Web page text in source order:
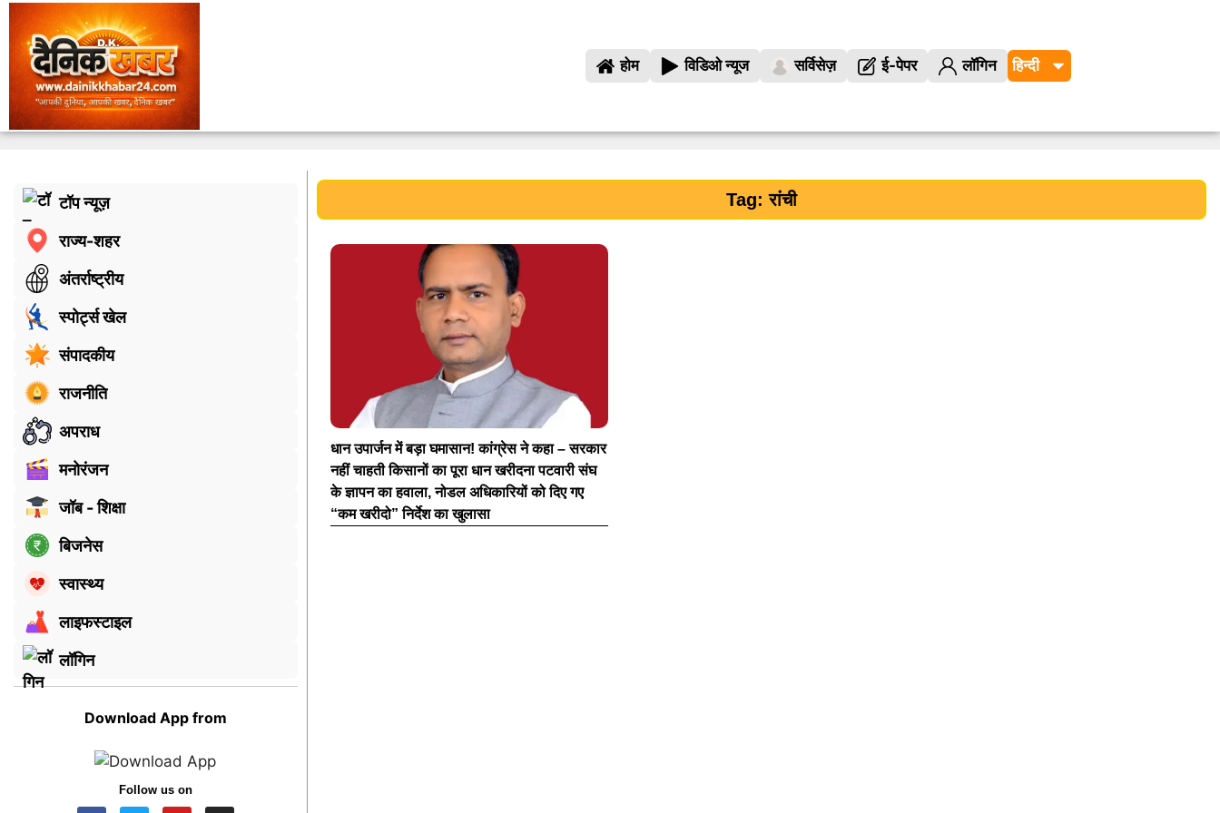
होम विडिओ न्यूज सर्विसेज़ ई-पेपर लॉगिन
टॉप न्यूज़
राज्य-शहर
अंतर्राष्ट्रीय
स्पोर्ट्स खेल
संपादकीय
राजनीति
अपराध
मनोरंजन
जॉब - शिक्षा
बिजनेस
स्वास्थ्य
लाइफस्टाइल
लॉगिन
Download App from
Follow us on
Tag: रांची
धान उपार्जन में बड़ा घमासान! कांग्रेस ने कहा – सरकार
नहीं चाहती किसानों का पूरा धान खरीदना पटवारी संघ
के ज्ञापन का हवाला, नोडल अधिकारियों को दिए गए
“कम खरीदो” निर्देश का खुलासा